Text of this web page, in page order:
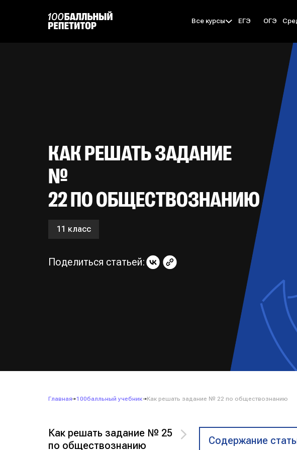
Все курсы ЕГЭ ОГЭ
КАК РЕШАТЬ ЗАДАНИЕ
№
22 ПО ОБЩЕСТВОЗНАНИЮ
11 класс
Поделиться статьей:
Главная 100балльный учебник Как решать задание № 22 по обществознанию
Как решать задание № 25
по обществознанию
Содержание